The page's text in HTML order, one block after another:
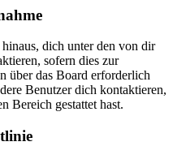
dich unter den von dir
sofern dies zur
über das Board erforderlich
Benutzer dich kontaktieren,
Bereich gestattet hast.